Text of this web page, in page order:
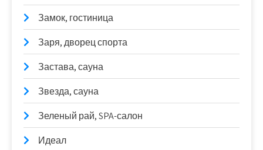
Замок, гостиница
Заря, дворец спорта
Застава, сауна
Звезда, сауна
Зеленый рай, SPA-салон
Идеал